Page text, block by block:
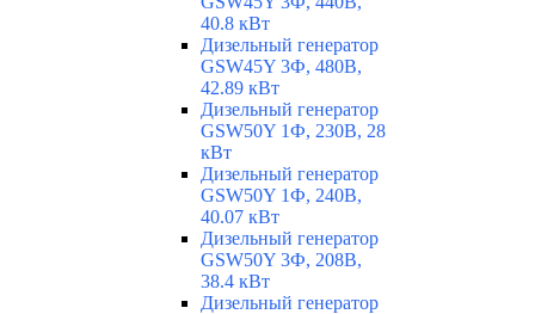
40.8 кВт
Дизельный генератор
GSW45Y 3Ф, 480В,
42.89 кВт
Дизельный генератор
GSW50Y 1Ф, 230В, 28
кВт
Дизельный генератор
GSW50Y 1Ф, 240В,
40.07 кВт
Дизельный генератор
GSW50Y 3Ф, 208В,
38.4 кВт
Дизельный генератор